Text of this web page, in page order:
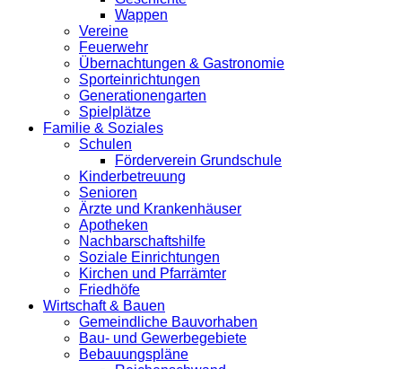
Wappen
Vereine
Feuerwehr
Übernachtungen & Gastronomie
Sporteinrichtungen
Generationengarten
Spielplätze
Familie & Soziales
Schulen
Förderverein Grundschule
Kinderbetreuung
Senioren
Ärzte und Krankenhäuser
Apotheken
Nachbarschaftshilfe
Soziale Einrichtungen
Kirchen und Pfarrämter
Friedhöfe
Wirtschaft & Bauen
Gemeindliche Bauvorhaben
Bau- und Gewerbegebiete
Bebauungspläne